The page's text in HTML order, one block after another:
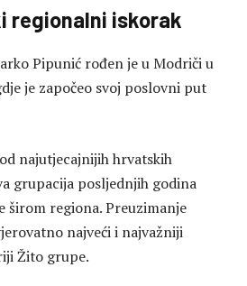
regionalni iskorak
Pipunić rođen je u Modriči u
je započeo svoj poslovni put
najutjecajnijih hrvatskih
grupacija posljednjih godina
širom regiona. Preuzimanje
najveći i najvažniji
Žito grupe.